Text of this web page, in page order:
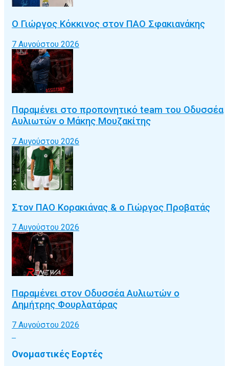
Ο Γιώργος Κόκκινος στον ΠΑΟ Σφακιανάκης
7 Αυγούστου 2026
Παραμένει στο προπονητικό team του Οδυσσέα
Αυλιωτών ο Μάκης Μουζακίτης
7 Αυγούστου 2026
Στον ΠΑΟ Κορακιάνας & ο Γιώργος Προβατάς
7 Αυγούστου 2026
Παραμένει στον Οδυσσέα Αυλιωτών ο
Δημήτρης Φουρλατάρας
7 Αυγούστου 2026
Ονομαστικές Εορτές